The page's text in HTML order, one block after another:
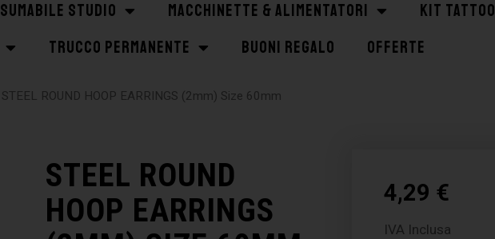
STUDIO MACCHINETTE & ALIMENTATORI KIT TATTOO
TRUCCO PERMANENTE BUONI REGALO OFFERTE
ROUND HOOP EARRINGS (2mm) Size 60mm
STEEL ROUND
HOOP EARRINGS
4,29 €
IVA Inclusa